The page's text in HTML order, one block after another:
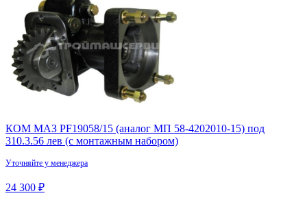
КОМ МАЗ PF19058/15 (аналог МП 58-4202010-15) под
310.3.56 лев (с монтажным набором)
Уточняйте у менеджера
24 300 ₽